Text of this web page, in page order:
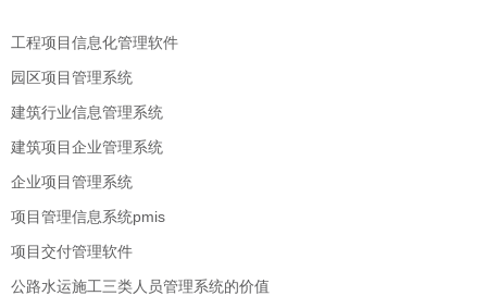
工程项目信息化管理软件
园区项目管理系统
建筑行业信息管理系统
建筑项目企业管理系统
企业项目管理系统
项目管理信息系统pmis
项目交付管理软件
公路水运施工三类人员管理系统的价值